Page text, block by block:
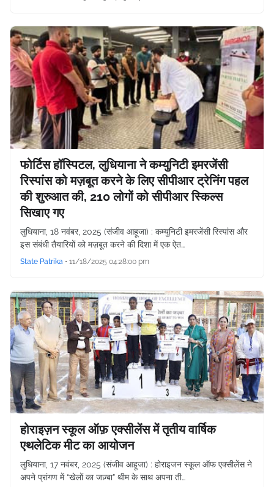
फोर्टिस हॉस्पिटल, लुधियाना ने कम्युनिटी इमरजेंसी
रिस्पांस को मज़बूत करने के लिए सीपीआर ट्रेनिंग पहल
की शुरुआत की, 210 लोगों को सीपीआर स्किल्स
सिखाए गए
लुधियाना, 18 नवंबर, 2025 (संजीव आहूजा) : कम्युनिटी इमरजेंसी रिस्पांस और
इस संबंधी तैयारियों को मज़बूत करने की दिशा में एक ऐत…
State Patrika • 11/18/2025 04:28:00 pm
होराइज़न स्कूल ऑफ़ एक्सीलेंस में तृतीय वार्षिक
एथलेटिक मीट का आयोजन
लुधियाना, 17 नवंबर, 2025 (संजीव आहूजा) : होराइजन स्कूल ऑफ एक्सीलेंस ने
अपने प्रांगण में “खेलों का जज़्बा” थीम के साथ अपना ती…